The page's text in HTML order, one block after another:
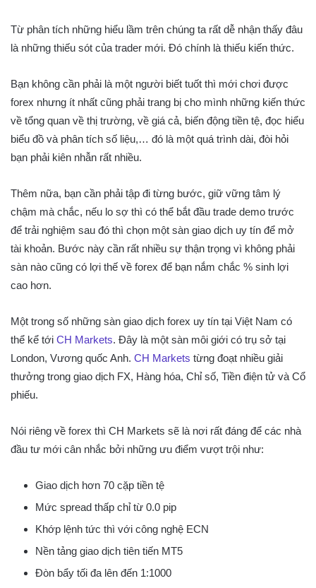
Từ phân tích những hiểu lầm trên chúng ta rất dễ nhận thấy đâu
là những thiếu sót của trader mới. Đó chính là thiếu kiến thức.
Bạn không cần phải là một người biết tuốt thì mới chơi được
forex nhưng ít nhất cũng phải trang bị cho mình những kiến thức
về tổng quan về thị trường, về giá cả, biến động tiền tệ, đọc hiểu
biểu đồ và phân tích số liệu,… đó là một quá trình dài, đòi hỏi
bạn phải kiên nhẫn rất nhiều.
Thêm nữa, bạn cần phải tập đi từng bước, giữ vững tâm lý
chậm mà chắc, nếu lo sợ thì có thể bắt đầu trade demo trước
để trải nghiệm sau đó thì chọn một sàn giao dịch uy tín để mở
tài khoản. Bước này cần rất nhiều sự thận trọng vì không phải
sàn nào cũng có lợi thế về forex để bạn nắm chắc % sinh lợi
cao hơn.
Một trong số những sàn giao dịch forex uy tín tại Việt Nam có
thể kể tới CH Markets. Đây là một sàn môi giới có trụ sở tại
London, Vương quốc Anh. CH Markets từng đoạt nhiều giải
thưởng trong giao dịch FX, Hàng hóa, Chỉ số, Tiền điện tử và Cổ
phiếu.
Nói riêng về forex thì CH Markets sẽ là nơi rất đáng để các nhà
đầu tư mới cân nhắc bởi những ưu điểm vượt trội như:
Giao dịch hơn 70 cặp tiền tệ
Mức spread thấp chỉ từ 0.0 pip
Khớp lệnh tức thì với công nghệ ECN
Nền tảng giao dịch tiên tiến MT5
Đòn bẩy tối đa lên đến 1:1000